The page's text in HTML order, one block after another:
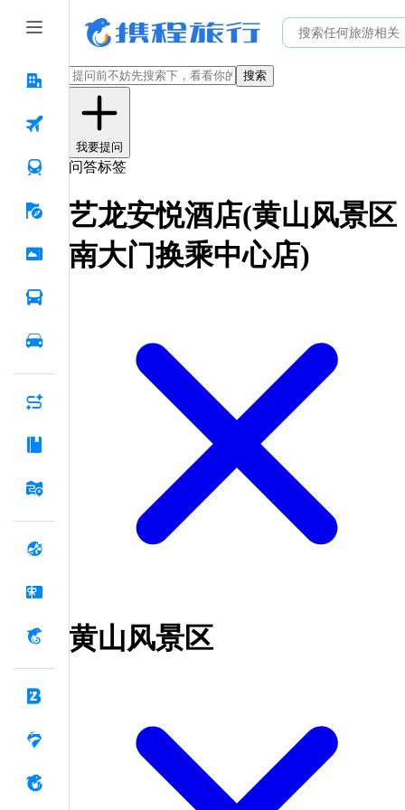
搜索
我要提问
问答标签
艺龙安悦酒店(黄山风景区
南大门换乘中心店)
黄山风景区